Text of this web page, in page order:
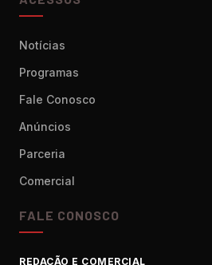
Notícias
Programas
Fale Conosco
Anúncios
Parceria
Comercial
FALE CONOSCO
REDAÇÃO E COMERCIAL